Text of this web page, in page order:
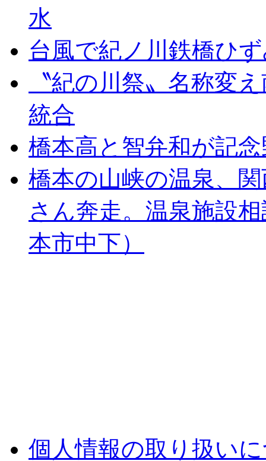
水
台風で紀ノ川鉄橋ひ
〝紀の川祭〟名称変
統合
橋本高と智弁和が記
橋本の山峡の温泉、
さん奔走。温泉施設
本市中下）
個人情報の取り扱い